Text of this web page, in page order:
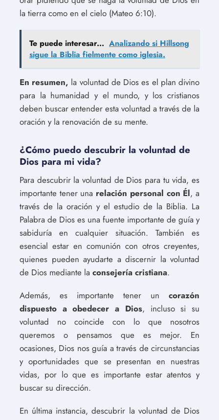
la tierra como en el cielo (Mateo 6:10).
Te puede interesar... Analizando si Hillsong
sigue la Biblia fielmente como iglesia.
En resumen, la voluntad de Dios es el plan divino
para la humanidad y el mundo, y los cristianos
deben buscar entender esta voluntad a través de la
oración y la renovación de su mente.
¿Cómo puedo descubrir la voluntad de
Dios para mi vida?
Para descubrir la voluntad de Dios para tu vida, es
importante tener una relación personal con Él, a
través de la oración y el estudio de la Biblia. La
Palabra de Dios es una fuente importante de guía y
sabiduría en cualquier situación. También es
esencial estar en comunión con otros creyentes,
quienes pueden ayudarte a discernir la voluntad
de Dios mediante la consejería cristiana.
Además, es importante tener un corazón
dispuesto a obedecer a Dios, incluso si su
voluntad no coincide con lo que nosotros
queremos o pensamos que es mejor. En
ocasiones, Dios nos guía a través de circunstancias
y oportunidades que se presentan en nuestras
vidas, por lo que es importante estar atentos y
buscar su dirección.
En última instancia, descubrir la voluntad de Dios